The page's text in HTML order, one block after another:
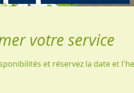
votre service
et réservez la date et